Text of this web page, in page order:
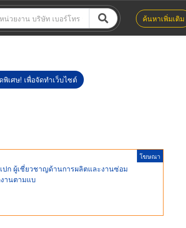
ค้นหาเพิ่มเติม
เศษ! เพื่อจัดทำเว็บไซต์
โฆษณา
ก ผู้เชี่ยวชาญด้านการผลิตและงานซ่อม
านตามแบ